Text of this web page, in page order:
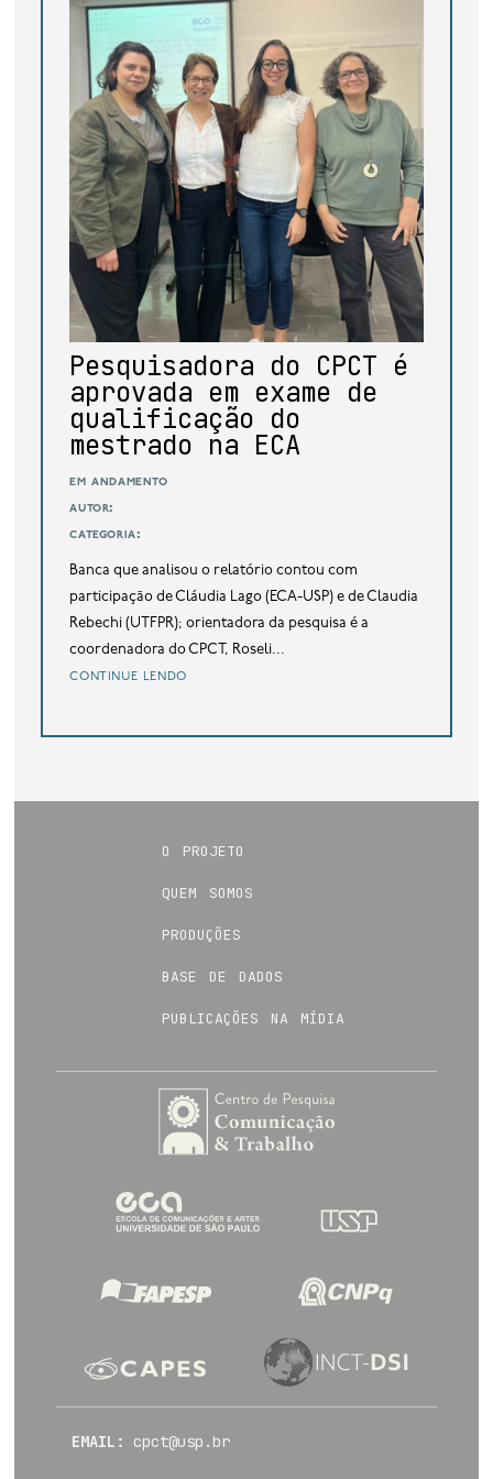
base de dados
publicações na mídia
Pesquisadora do CPCT é
aprovada em exame de
qualificação do
mestrado na ECA
em andamento
autor:
categoria:
Banca que analisou o relatório contou com
participação de Cláudia Lago (ECA-USP) e de Claudia
Rebechi (UTFPR); orientadora da pesquisa é a
coordenadora do CPCT, Roseli...
continue lendo
o projeto
quem somos
produções
base de dados
publicações na mídia
EMAIL: cpct@usp.br